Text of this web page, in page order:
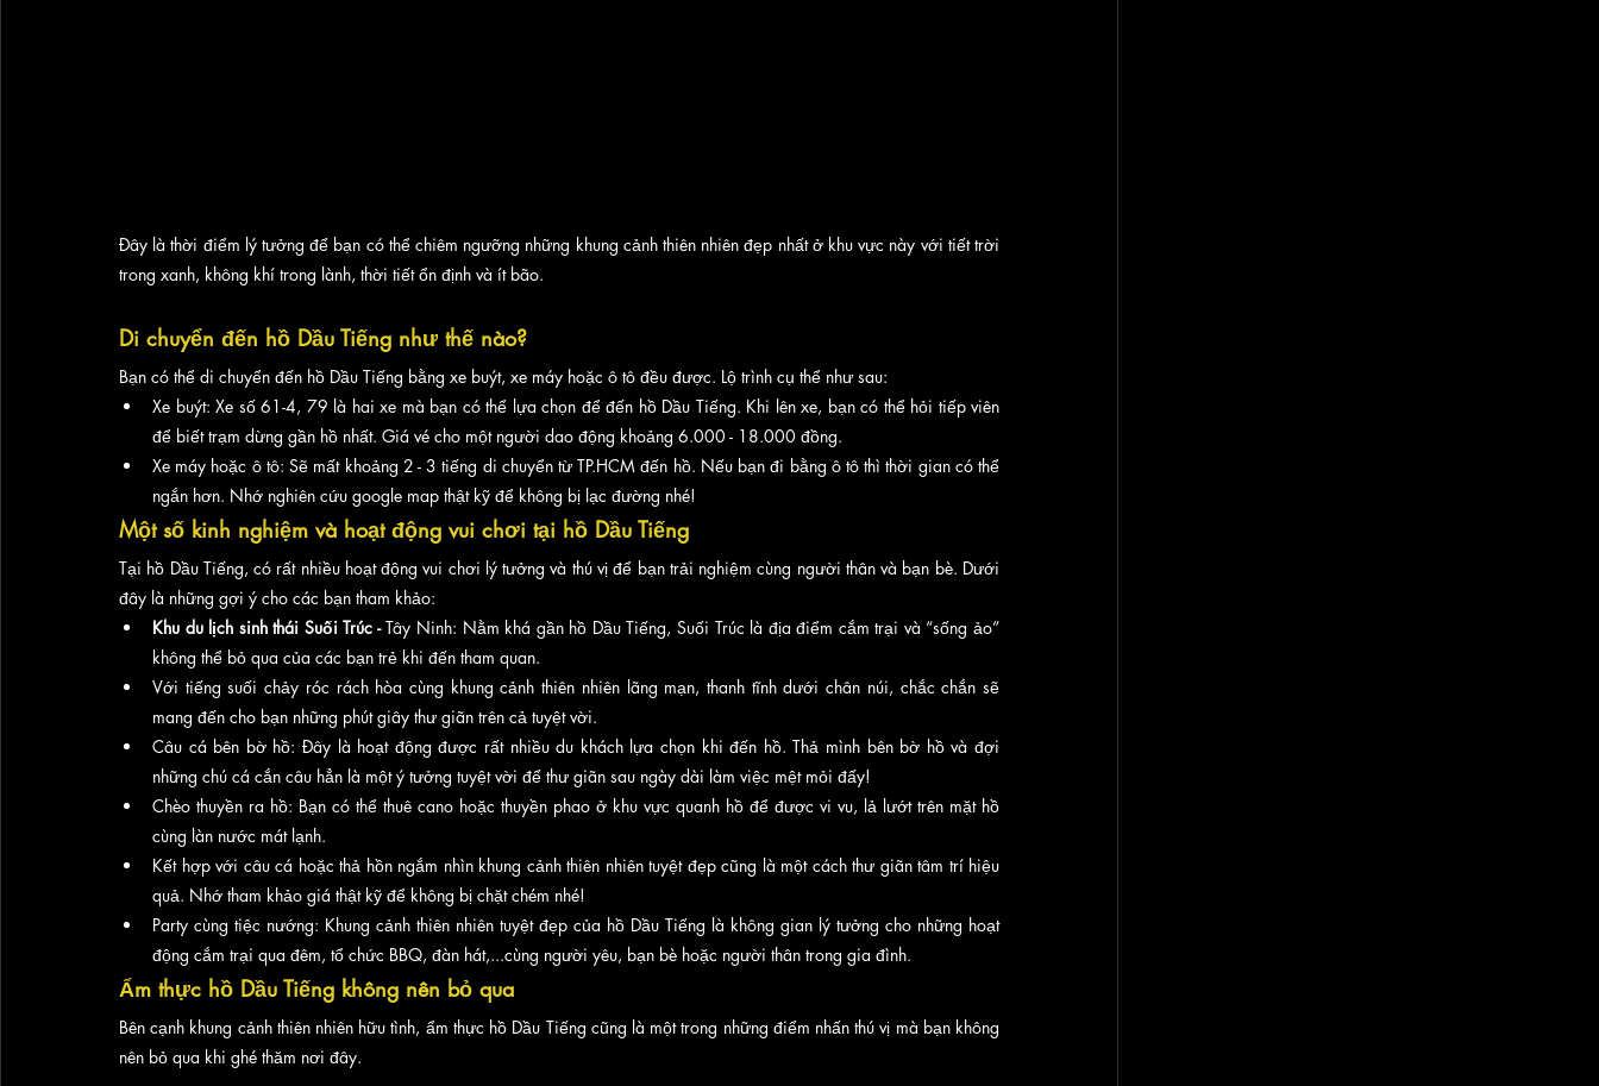
Đây là thời điểm lý tưởng để bạn có thể chiêm ngưỡng những khung cảnh thiên nhiên đẹp nhất ở khu vực này với tiết trời
trong xanh, không khí trong lành, thời tiết ổn định và ít bão.
Di chuyển đến hồ Dầu Tiếng như thế nào?
Bạn có thể di chuyển đến hồ Dầu Tiếng bằng xe buýt, xe máy hoặc ô tô đều được. Lộ trình cụ thể như sau:
Xe buýt: Xe số 61-4, 79 là hai xe mà bạn có thể lựa chọn để đến hồ Dầu Tiếng. Khi lên xe, bạn có thể hỏi tiếp viên
để biết trạm dừng gần hồ nhất. Giá vé cho một người dao động khoảng 6.000 - 18.000 đồng.
Xe máy hoặc ô tô: Sẽ mất khoảng 2 - 3 tiếng di chuyển từ TP.HCM đến hồ. Nếu bạn đi bằng ô tô thì thời gian có thể
ngắn hơn. Nhớ nghiên cứu google map thật kỹ để không bị lạc đường nhé!
Một số kinh nghiệm và hoạt động vui chơi tại hồ Dầu Tiếng
Tại hồ Dầu Tiếng, có rất nhiều hoạt động vui chơi lý tưởng và thú vị để bạn trải nghiệm cùng người thân và bạn bè. Dưới
đây là những gợi ý cho các bạn tham khảo:
Khu du lịch sinh thái Suối Trúc - Tây Ninh: Nằm khá gần hồ Dầu Tiếng, Suối Trúc là địa điểm cắm trại và “sống ảo”
không thể bỏ qua của các bạn trẻ khi đến tham quan.
Với tiếng suối chảy róc rách hòa cùng khung cảnh thiên nhiên lãng mạn, thanh tĩnh dưới chân núi, chắc chắn sẽ
mang đến cho bạn những phút giây thư giãn trên cả tuyệt vời.
Câu cá bên bờ hồ: Đây là hoạt động được rất nhiều du khách lựa chọn khi đến hồ. Thả mình bên bờ hồ và đợi
những chú cá cắn câu hẳn là một ý tưởng tuyệt vời để thư giãn sau ngày dài làm việc mệt mỏi đấy!
Chèo thuyền ra hồ: Bạn có thể thuê cano hoặc thuyền phao ở khu vực quanh hồ để được vi vu, lả lướt trên mặt hồ
cùng làn nước mát lạnh.
Kết hợp với câu cá hoặc thả hồn ngắm nhìn khung cảnh thiên nhiên tuyệt đẹp cũng là một cách thư giãn tâm trí hiệu
quả. Nhớ tham khảo giá thật kỹ để không bị chặt chém nhé!
Party cùng tiệc nướng: Khung cảnh thiên nhiên tuyệt đẹp của hồ Dầu Tiếng là không gian lý tưởng cho những hoạt
động cắm trại qua đêm, tổ chức BBQ, đàn hát,...cùng người yêu, bạn bè hoặc người thân trong gia đình.
Ẩm thực hồ Dầu Tiếng không nên bỏ qua
Bên cạnh khung cảnh thiên nhiên hữu tình, ẩm thực hồ Dầu Tiếng cũng là một trong những điểm nhấn thú vị mà bạn không
nên bỏ qua khi ghé thăm nơi đây.